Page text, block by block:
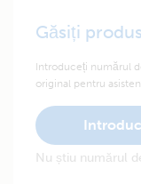
Găsiți
Introduceți numărul
original pentru
Nu știu numărul